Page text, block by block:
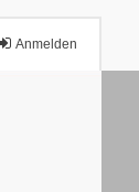
Anmelden